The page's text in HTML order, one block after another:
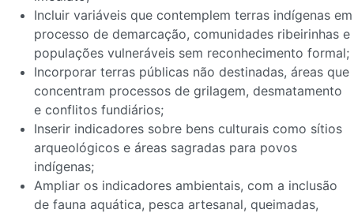
Incluir variáveis que contemplem terras indígenas em
processo de demarcação, comunidades ribeirinhas e
populações vulneráveis sem reconhecimento formal;
Incorporar terras públicas não destinadas, áreas que
concentram processos de grilagem, desmatamento
e conflitos fundiários;
Inserir indicadores sobre bens culturais como sítios
arqueológicos e áreas sagradas para povos
indígenas;
Ampliar os indicadores ambientais, com a inclusão
de fauna aquática, pesca artesanal, queimadas,